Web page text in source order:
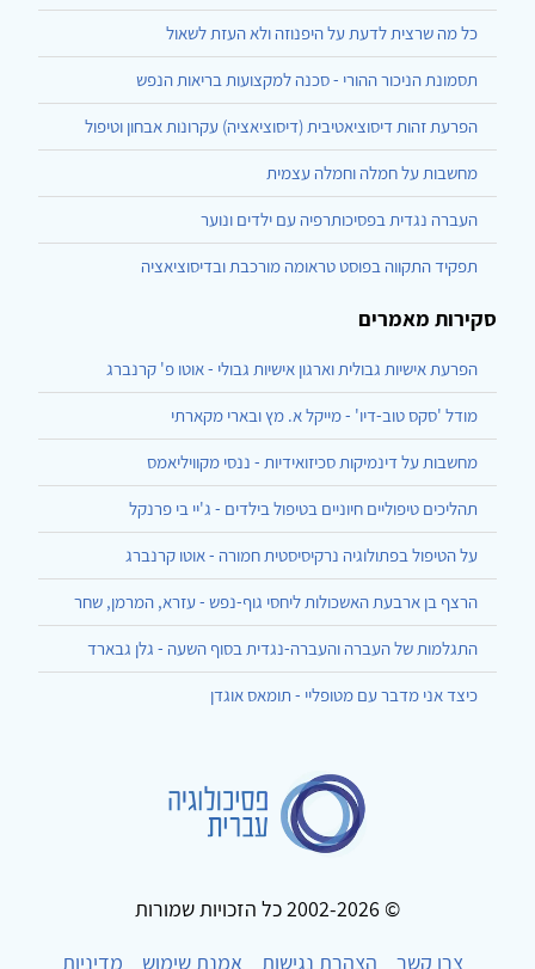
כל מה שרצית לדעת על היפנוזה ולא העזת לשאול
תסמונת הניכור ההורי - סכנה למקצועות בריאות הנפש
הפרעת זהות דיסוציאטיבית (דיסוציאציה) עקרונות אבחון וטיפול
מחשבות על חמלה וחמלה עצמית
העברה נגדית בפסיכותרפיה עם ילדים ונוער
תפקיד התקווה בפוסט טראומה מורכבת ובדיסוציאציה
סקירות מאמרים
הפרעת אישיות גבולית וארגון אישיות גבולי - אוטו פ' קרנברג
מודל 'סקס טוב-דיו' - מייקל א. מץ ובארי מקארתי
מחשבות על דינמיקות סכיזואידיות - ננסי מקוויליאמס
תהליכים טיפוליים חיוניים בטיפול בילדים - ג'יי בי פרנקל
על הטיפול בפתולוגיה נרקיסיסטית חמורה - אוטו קרנברג
הרצף בן ארבעת האשכולות ליחסי גוף-נפש - עזרא, המרמן, שחר
התגלמות של העברה והעברה-נגדית בסוף השעה - גלן גבארד
כיצד אני מדבר עם מטופליי - תומאס אוגדן
© 2002-2026 כל הזכויות שמורות
צרו קשר
הצהרת נגישות אמנת שימוש מדיניות